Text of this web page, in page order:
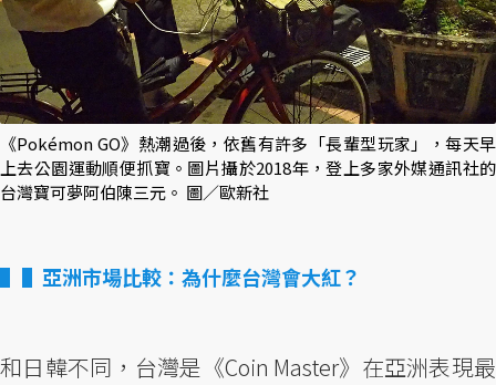
《Pokémon GO》熱潮過後，依舊有許多「長輩型玩家」，每天早
上去公園運動順便抓寶。圖片攝於2018年，登上多家外媒通訊社的
台灣寶可夢阿伯陳三元。 圖／歐新社
▌亞洲市場比較：為什麼台灣會大紅？
和日韓不同，台灣是《Coin Master》在亞洲表現最